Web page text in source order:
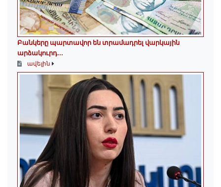
Բանկերը պարտավոր են տրամադրել վարկային
արձակուրդ...
ավելին